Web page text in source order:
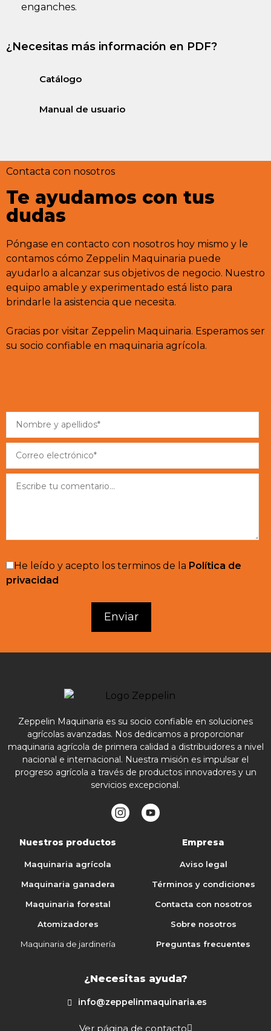
enganches.
¿Necesitas más información en PDF?
Catálogo
Manual de usuario
Contacta con nosotros
Te ayudamos con tus
dudas
Póngase en contacto con nosotros hoy mismo y le
contamos cómo Zeppelin Maquinaria puede
ayudarlo a alcanzar sus objetivos de negocio. Nuestro
equipo amable y experimentado está listo para
brindarle la asistencia que necesita.
Gracias por visitar Zeppelin Maquinaria. Esperamos ser
su socio confiable en maquinaria agrícola.
He leído y acepto los terminos de la Política de
privacidad
Zeppelin Maquinaria es su socio confiable en soluciones
agrícolas avanzadas. Nos dedicamos a proporcionar
maquinaria agrícola de primera calidad a distribuidores a nivel
nacional e internacional. Nuestra misión es impulsar el
progreso agrícola a través de productos innovadores y un
servicios excepcional.
Nuestros productos
Maquinaria agrícola
Maquinaria ganadera
Maquinaria forestal
Atomizadores
Maquinaria de jardinería
Empresa
Aviso legal
Términos y condiciones
Contacta con nosotros
Sobre nosotros
Preguntas frecuentes
¿Necesitas ayuda?
info@zeppelinmaquinaria.es
Ver página de contacto